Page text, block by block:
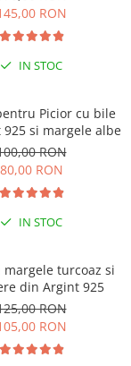
RON
IN STOC
CODUL ”VARA”
Picior cu bile
si margele albe
RON
80,00 RON
IN STOC
margele turcoaz si
din Argint 925
RON
RON